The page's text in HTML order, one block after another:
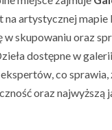
artystycznej mapie
w skupowaniu oraz
dostępne w
co sprawia,
oraz najwyższą